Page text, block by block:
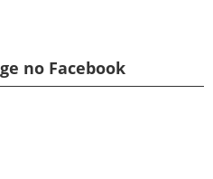
no Facebook